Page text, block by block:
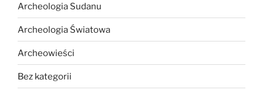
Archeologia Sudanu
Archeologia Światowa
Archeowieści
Bez kategorii